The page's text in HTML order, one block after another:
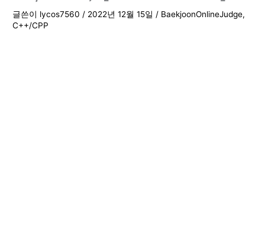
글쓴이 lycos7560/ 2022년 12월 15일/ BaekjoonOnlineJudge,
C++/CPP